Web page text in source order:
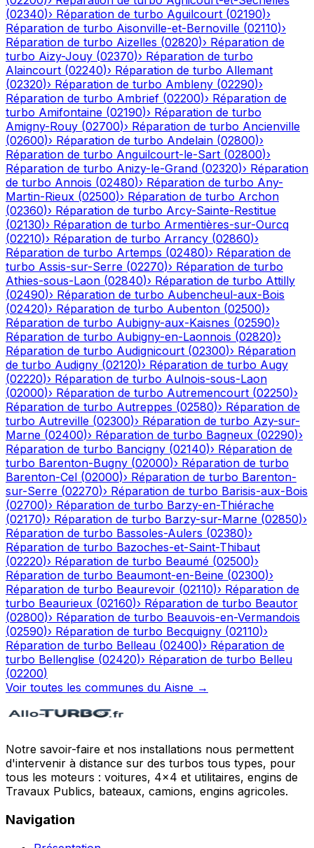
(02340)› Réparation de turbo Aguilcourt (02190)›
Réparation de turbo Aisonville-et-Bernoville (02110)›
Réparation de turbo Aizelles (02820)› Réparation de
turbo Aizy-Jouy (02370)› Réparation de turbo
Alaincourt (02240)› Réparation de turbo Allemant
(02320)› Réparation de turbo Ambleny (02290)›
Réparation de turbo Ambrief (02200)› Réparation de
turbo Amifontaine (02190)› Réparation de turbo
Amigny-Rouy (02700)› Réparation de turbo Ancienville
(02600)› Réparation de turbo Andelain (02800)›
Réparation de turbo Anguilcourt-le-Sart (02800)›
Réparation de turbo Anizy-le-Grand (02320)› Réparation
de turbo Annois (02480)› Réparation de turbo Any-
Martin-Rieux (02500)› Réparation de turbo Archon
(02360)› Réparation de turbo Arcy-Sainte-Restitue
(02130)› Réparation de turbo Armentières-sur-Ourcq
(02210)› Réparation de turbo Arrancy (02860)›
Réparation de turbo Artemps (02480)› Réparation de
turbo Assis-sur-Serre (02270)› Réparation de turbo
Athies-sous-Laon (02840)› Réparation de turbo Attilly
(02490)› Réparation de turbo Aubencheul-aux-Bois
(02420)› Réparation de turbo Aubenton (02500)›
Réparation de turbo Aubigny-aux-Kaisnes (02590)›
Réparation de turbo Aubigny-en-Laonnois (02820)›
Réparation de turbo Audignicourt (02300)› Réparation
de turbo Audigny (02120)› Réparation de turbo Augy
(02220)› Réparation de turbo Aulnois-sous-Laon
(02000)› Réparation de turbo Autremencourt (02250)›
Réparation de turbo Autreppes (02580)› Réparation de
turbo Autreville (02300)› Réparation de turbo Azy-sur-
Marne (02400)› Réparation de turbo Bagneux (02290)›
Réparation de turbo Bancigny (02140)› Réparation de
turbo Barenton-Bugny (02000)› Réparation de turbo
Barenton-Cel (02000)› Réparation de turbo Barenton-
sur-Serre (02270)› Réparation de turbo Barisis-aux-Bois
(02700)› Réparation de turbo Barzy-en-Thiérache
(02170)› Réparation de turbo Barzy-sur-Marne (02850)›
Réparation de turbo Bassoles-Aulers (02380)›
Réparation de turbo Bazoches-et-Saint-Thibaut
(02220)› Réparation de turbo Beaumé (02500)›
Réparation de turbo Beaumont-en-Beine (02300)›
Réparation de turbo Beaurevoir (02110)› Réparation de
turbo Beaurieux (02160)› Réparation de turbo Beautor
(02800)› Réparation de turbo Beauvois-en-Vermandois
(02590)› Réparation de turbo Becquigny (02110)›
Réparation de turbo Belleau (02400)› Réparation de
turbo Bellenglise (02420)› Réparation de turbo Belleu
(02200)
Voir toutes les communes du Aisne →
Notre savoir-faire et nos installations nous permettent
d'intervenir à distance sur des turbos tous types, pour
tous les moteurs : voitures, 4x4 et utilitaires, engins de
Travaux Publics, bateaux, camions, engins agricoles.
Navigation